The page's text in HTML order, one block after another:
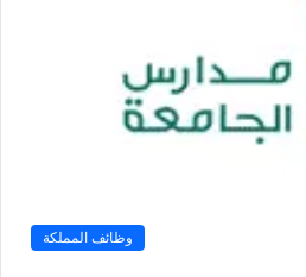
وظائف المملكة